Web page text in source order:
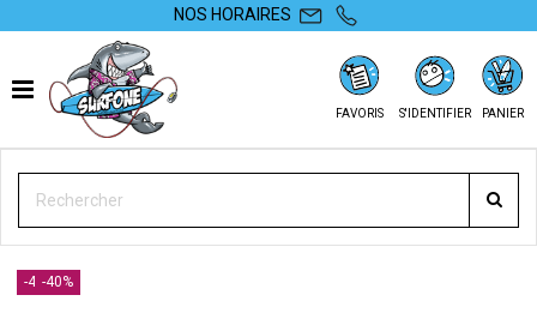
NOS HORAIRES
FAVORIS S'IDENTIFIER PANIER
SURFONE
HOMME
SHORTY QUIKSILVER PROLOGUE 2/2 MM BACK ZIP 2024
-40%-40%